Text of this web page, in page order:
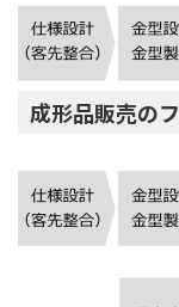
成形品販売の